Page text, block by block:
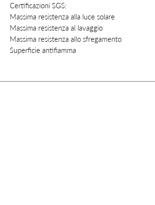
Certificazioni SGS:
Massima resistenza alla luce solare
Massima resistenza al lavaggio
Massima resistenza allo sfregamento
Superficie antifiamma